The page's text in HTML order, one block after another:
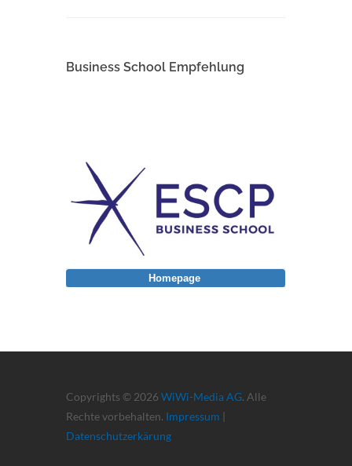
Business School Empfehlung
Copyrights © 2026 WiWi-Media AG. Alle
Rechte vorbehalten. Impressum |
Datenschutzerkärung
Homepage